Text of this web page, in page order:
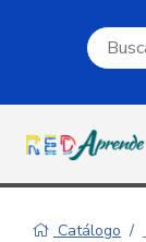
Catálogo